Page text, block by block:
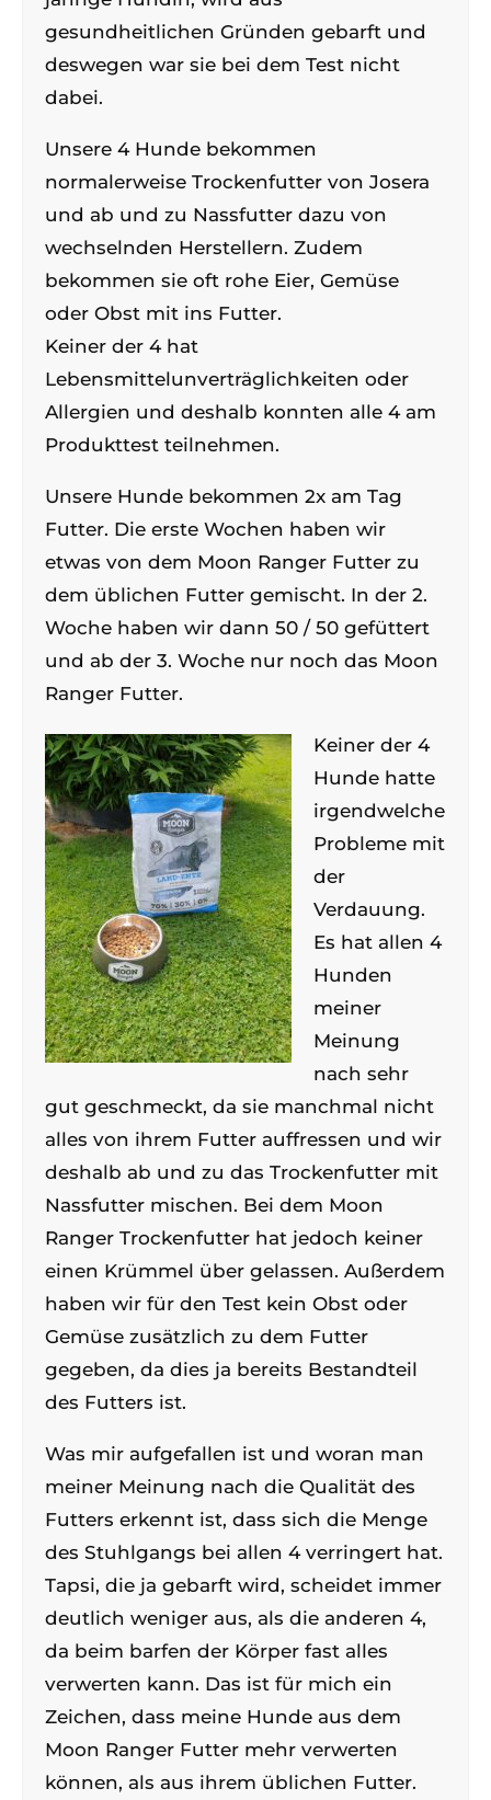
gesundheitlichen Gründen gebarft und
deswegen war sie bei dem Test nicht
dabei.
Unsere 4 Hunde bekommen
normalerweise Trockenfutter von Josera
und ab und zu Nassfutter dazu von
wechselnden Herstellern. Zudem
bekommen sie oft rohe Eier, Gemüse
oder Obst mit ins Futter.
Keiner der 4 hat
Lebensmittelunverträglichkeiten oder
Allergien und deshalb konnten alle 4 am
Produkttest teilnehmen.
Unsere Hunde bekommen 2x am Tag
Futter. Die erste Wochen haben wir
etwas von dem Moon Ranger Futter zu
dem üblichen Futter gemischt. In der 2.
Woche haben wir dann 50 / 50 gefüttert
und ab der 3. Woche nur noch das Moon
Ranger Futter.
Keiner der 4
Hunde hatte
irgendwelche
Probleme mit
der
Verdauung.
Es hat allen 4
Hunden
meiner
Meinung
nach sehr
gut geschmeckt, da sie manchmal nicht
alles von ihrem Futter auffressen und wir
deshalb ab und zu das Trockenfutter mit
Nassfutter mischen. Bei dem Moon
Ranger Trockenfutter hat jedoch keiner
einen Krümmel über gelassen. Außerdem
haben wir für den Test kein Obst oder
Gemüse zusätzlich zu dem Futter
gegeben, da dies ja bereits Bestandteil
des Futters ist.
Was mir aufgefallen ist und woran man
meiner Meinung nach die Qualität des
Futters erkennt ist, dass sich die Menge
des Stuhlgangs bei allen 4 verringert hat.
Tapsi, die ja gebarft wird, scheidet immer
deutlich weniger aus, als die anderen 4,
da beim barfen der Körper fast alles
verwerten kann. Das ist für mich ein
Zeichen, dass meine Hunde aus dem
Moon Ranger Futter mehr verwerten
können, als aus ihrem üblichen Futter.